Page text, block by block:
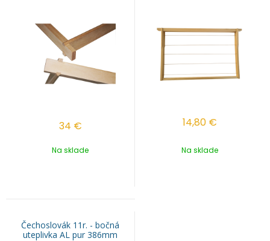
34 €
Na sklade
14,80 €
Na sklade
Čechoslovák 11r. - bočná
uteplivka AL pur 386mm